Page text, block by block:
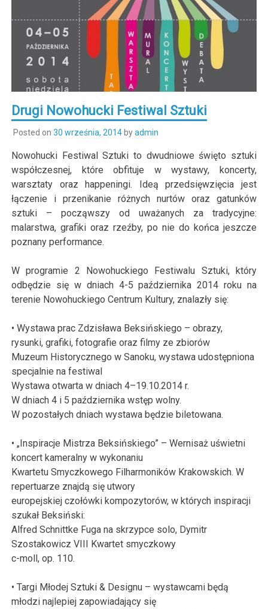
Drugi Nowohucki Festiwal Sztuki
Posted on 30 września, 2014byadmin
Nowohucki Festiwal Sztuki to dwudniowe święto sztuki
współczesnej, które obfituje w wystawy, koncerty,
warsztaty oraz happeningi. Ideą przedsięwzięcia jest
łączenie i przenikanie różnych nurtów oraz gatunków
sztuki – począwszy od uważanych za tradycyjne:
malarstwa, grafiki oraz rzeźby, po nie do końca jeszcze
poznany performance.
W programie 2 Nowohuckiego Festiwalu Sztuki, który
odbędzie się w dniach 4-5 października 2014 roku na
terenie Nowohuckiego Centrum Kultury, znalazły się:
• Wystawa prac Zdzisława Beksińskiego – obrazy,
rysunki, grafiki, fotografie oraz filmy ze zbiorów
Muzeum Historycznego w Sanoku, wystawa udostępniona
specjalnie na festiwal
Wystawa otwarta w dniach 4–19.10.2014 r.
W dniach 4 i 5 października wstęp wolny.
W pozostałych dniach wystawa będzie biletowana.
• „Inspiracje Mistrza Beksińskiego” – Wernisaż uświetni
koncert kameralny w wykonaniu
Kwartetu Smyczkowego Filharmoników Krakowskich. W
repertuarze znajdą się utwory
europejskiej czołówki kompozytorów, w których inspiracji
szukał Beksiński:
Alfred Schnittke Fuga na skrzypce solo, Dymitr
Szostakowicz VIII Kwartet smyczkowy
c-moll, op. 110.
• Targi Młodej Sztuki & Designu – wystawcami będą
młodzi najlepiej zapowiadający się